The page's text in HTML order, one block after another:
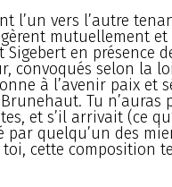
l’un vers l’autre
mutuellement
en présence
convoqués selon la
à l’avenir paix et
Tu n’auras
et s’il arrivait (ce
quelqu’un des
cette composition